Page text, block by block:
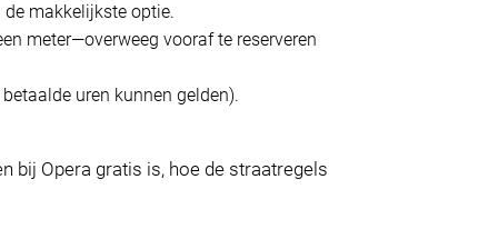
makkelijkste optie.
meter—overweeg vooraf te reserveren
uren kunnen gelden).
bij Opera gratis is, hoe de straatregels